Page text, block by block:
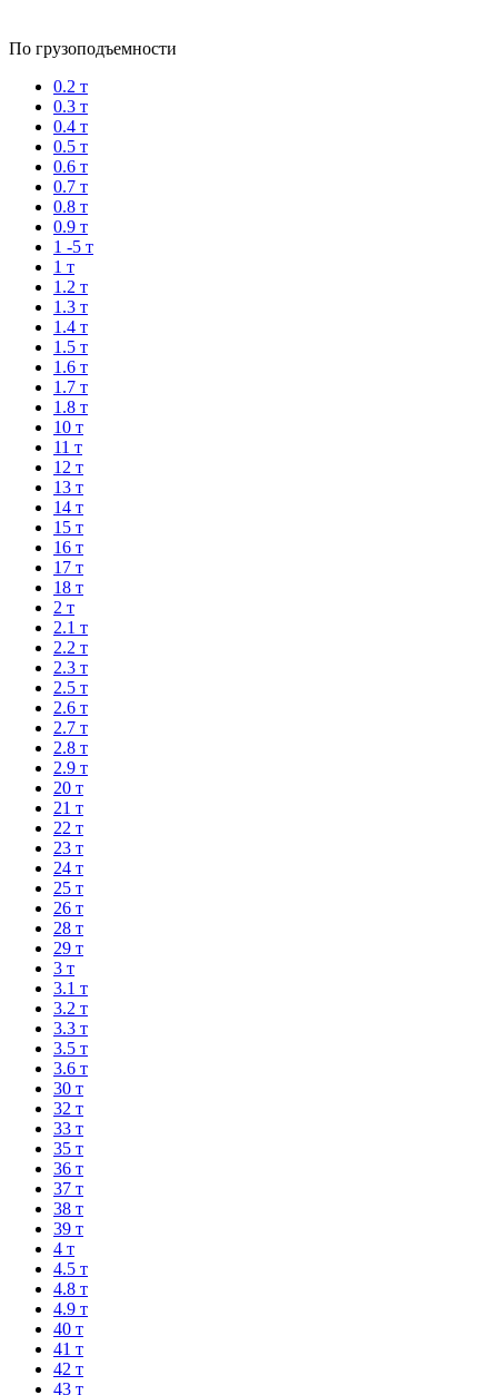
По грузоподъемности
0.2 т
0.3 т
0.4 т
0.5 т
0.6 т
0.7 т
0.8 т
0.9 т
1 -5 т
1 т
1.2 т
1.3 т
1.4 т
1.5 т
1.6 т
1.7 т
1.8 т
10 т
11 т
12 т
13 т
14 т
15 т
16 т
17 т
18 т
2 т
2.1 т
2.2 т
2.3 т
2.5 т
2.6 т
2.7 т
2.8 т
2.9 т
20 т
21 т
22 т
23 т
24 т
25 т
26 т
28 т
29 т
3 т
3.1 т
3.2 т
3.3 т
3.5 т
3.6 т
30 т
32 т
33 т
35 т
36 т
37 т
38 т
39 т
4 т
4.5 т
4.8 т
4.9 т
40 т
41 т
42 т
43 т